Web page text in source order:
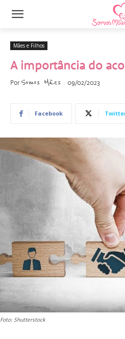
Mães e Filhos
A importância do
Por Somos Mães 09/02/2023
Facebook
Foto: Shutterstock